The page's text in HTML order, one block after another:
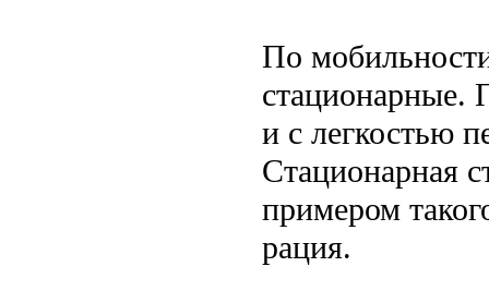
По
стационарные.
и с легкостью
Стационарная
примером
рация.